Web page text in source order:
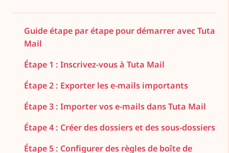
Guide étape par étape pour démarrer avec Tuta
Mail
Étape 1 : Inscrivez-vous à Tuta Mail
Étape 2 : Exporter les e-mails importants
Étape 3 : Importer vos e-mails dans Tuta Mail
Étape 4 : Créer des dossiers et des sous-dossiers
Étape 5 : Configurer des règles de boîte de